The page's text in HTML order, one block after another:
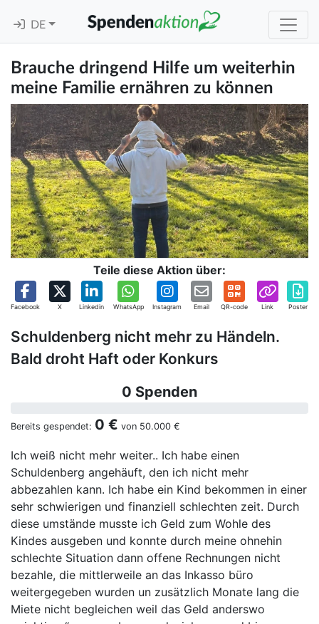
DE
Brauche dringend Hilfe um weiterhin
meine Familie ernähren zu können
Teile diese Aktion über:
Facebook X Linkedin WhatsApp Instagram Email QR-code Link Poster
Schuldenberg nicht mehr zu Händeln.
Bald droht Haft oder Konkurs
0 Spenden
Bereits gespendet: 0 € von 50.000 €
Ich weiß nicht mehr weiter.. Ich habe einen
Schuldenberg angehäuft, den ich nicht mehr
abbezahlen kann. Ich habe ein Kind bekommen in einer
sehr schwierigen und finanziell schlechten zeit. Durch
diese umstände musste ich Geld zum Wohle des
Kindes ausgeben und konnte durch meine ohnehin
schlechte Situation dann offene Rechnungen nicht
bezahle, die mittlerweile an das Inkasso büro
weitergegeben wurden un zusätzlich Monate lang die
Miete nicht begleichen weil das Geld anderswo